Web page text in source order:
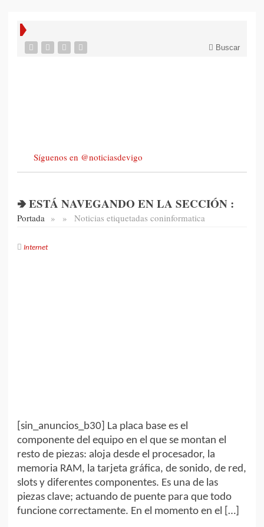
Buscar
Síguenos en @noticiasdevigo
🢂 ESTÁ NAVEGANDO EN LA SECCIÓN :
Portada » Noticias etiquetadas con
» informatica
Internet
[sin_anuncios_b30] La placa base es el
componente del equipo en el que se montan el
resto de piezas: aloja desde el procesador, la
memoria RAM, la tarjeta gráfica, de sonido, de red,
slots y diferentes componentes. Es una de las
piezas clave; actuando de puente para que todo
funcione correctamente. En el momento en el […]